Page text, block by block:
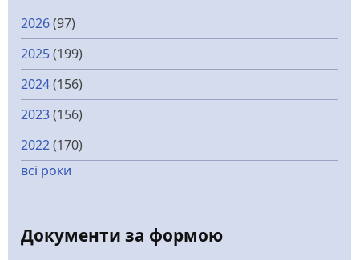
2026(97)
2025(199)
2024(156)
2023(156)
2022(170)
всі роки
Документи за формою